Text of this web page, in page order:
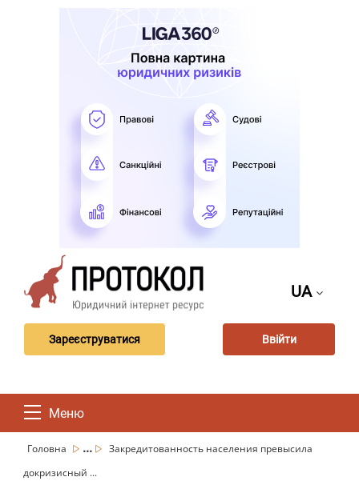
UA
Зареєструватися Ввійти
Меню
Головна ...
Закредитованность населения превысила
докризисный ...